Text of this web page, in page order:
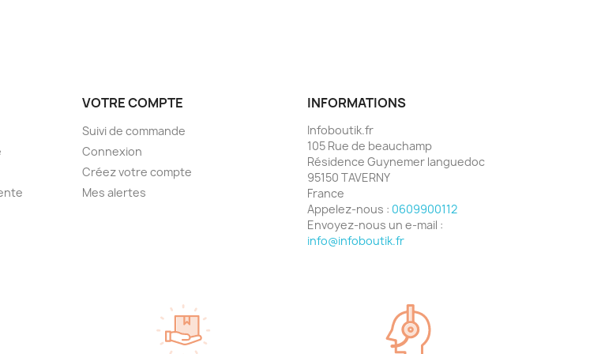
VOTRE COMPTE
Suivi de commande
Connexion
Créez votre compte
Mes alertes
INFORMATIONS
Infoboutik.fr
105 Rue de beauchamp
Résidence Guynemer languedoc
95150 TAVERNY
France
Appelez-nous : 0609900112
Envoyez-nous un e-mail :
info@infoboutik.fr